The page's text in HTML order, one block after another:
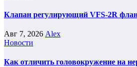
Клапан регулирующий VFS-2R
Авг 7, 2026 Alex
Новости
Как отличить головокружение на